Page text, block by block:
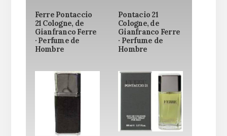
Ferre Pontaccio
21 Cologne, de
Gianfranco Ferre
· Perfume de
Hombre
Pontacio 21
Cologne, de
Gianfranco Ferre
· Perfume de
Hombre